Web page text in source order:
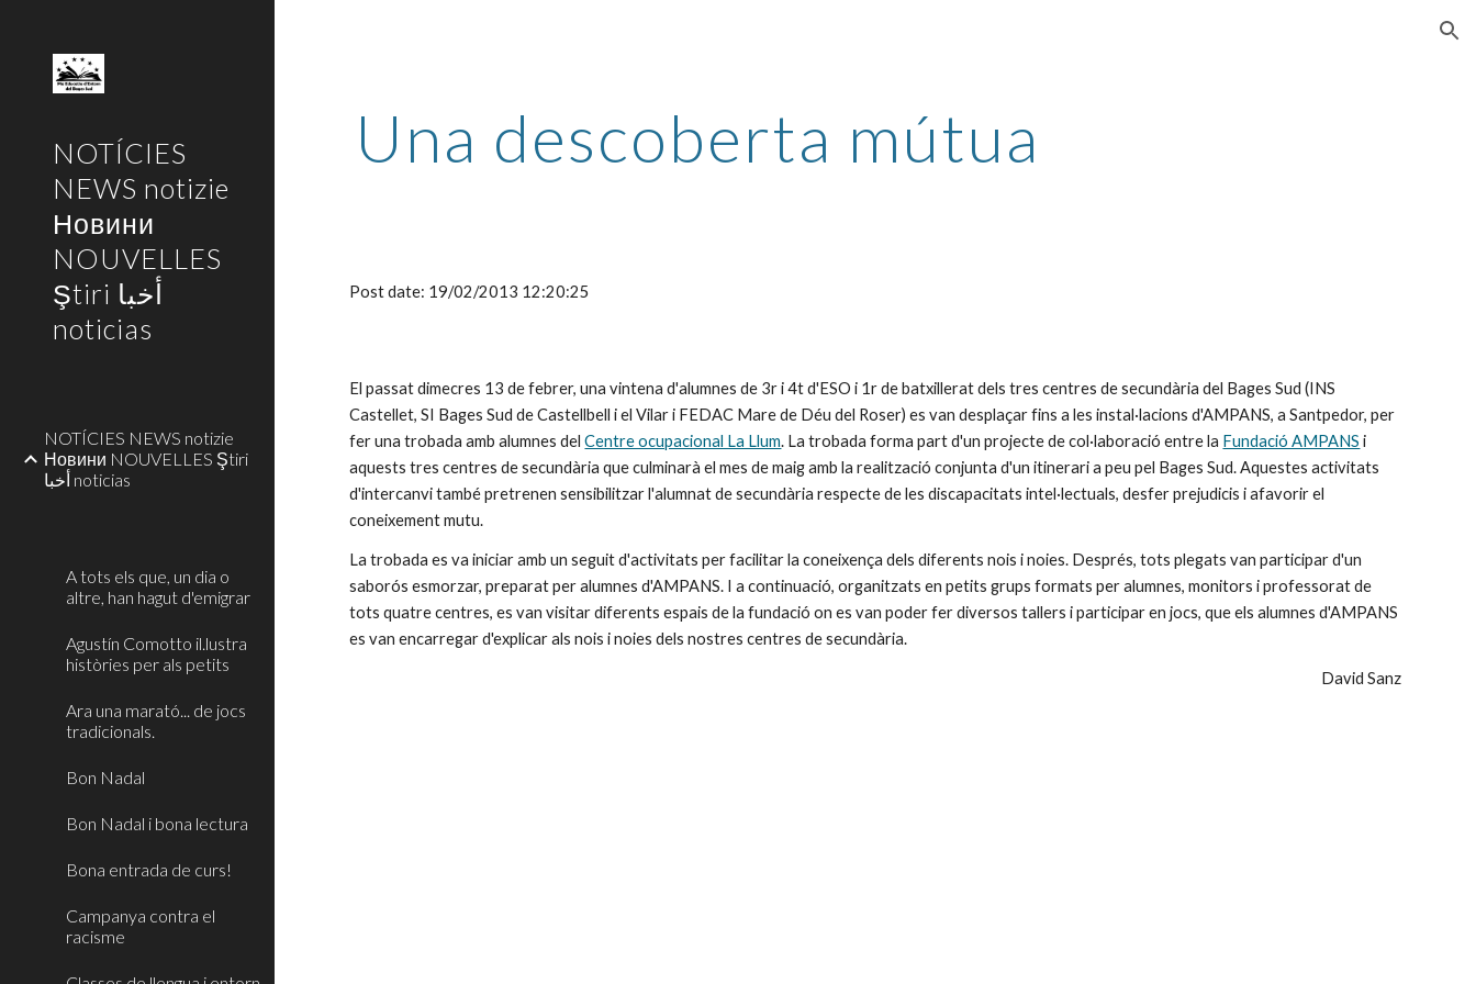
NOTÍCIES
NEWS notizie
Новини
NOUVELLES
Ştiri أخبا
noticias
NOTÍCIES NEWS notizie
Новини NOUVELLES Ştiri
أخبا noticias
A tots els que, un dia o
altre, han hagut d'emigrar
Agustín Comotto il.lustra
històries per als petits
Ara una marató... de jocs
tradicionals.
Bon Nadal
Bon Nadal i bona lectura
Bona entrada de curs!
Campanya contra el
racisme
Una descoberta mútua
Post date: 19/02/2013 12:20:25
El passat dimecres 13 de febrer, una vintena d'alumnes de 3r i 4t d'ESO i 1r de batxillerat dels tres centres de secundària del Bages Sud (INS
Castellet, SI Bages Sud de Castellbell i el Vilar i FEDAC Mare de Déu del Roser) es van desplaçar fins a les instal·lacions d'AMPANS, a Santpedor, per
fer una trobada amb alumnes del Centre ocupacional La Llum. La trobada forma part d'un projecte de col·laboració entre la Fundació AMPANS i
aquests tres centres de secundària que culminarà el mes de maig amb la realització conjunta d'un itinerari a peu pel Bages Sud. Aquestes activitats
d'intercanvi també pretrenen sensibilitzar l'alumnat de secundària respecte de les discapacitats intel·lectuals, desfer prejudicis i afavorir el
coneixement mutu.
La trobada es va iniciar amb un seguit d'activitats per facilitar la coneixença dels diferents nois i noies. Després, tots plegats van participar d'un
saborós esmorzar, preparat per alumnes d'AMPANS. I a continuació, organitzats en petits grups formats per alumnes, monitors i professorat de
tots quatre centres, es van visitar diferents espais de la fundació on es van poder fer diversos tallers i participar en jocs, que els alumnes d'AMPANS
es van encarregar d'explicar als nois i noies dels nostres centres de secundària.
                                                                    David Sanz